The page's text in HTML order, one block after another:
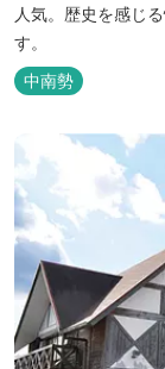
人気。歴史を感じ
す。
中南勢